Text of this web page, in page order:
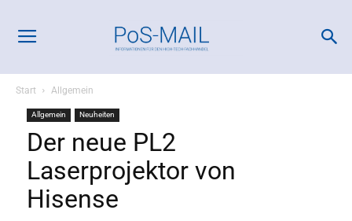
Start Allgemein
Allgemein Neuheiten
Der neue PL2
Laserprojektor von
Hisense